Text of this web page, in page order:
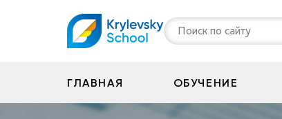
Поиск по сайту
ГЛАВНАЯ ОБУЧЕНИЕ